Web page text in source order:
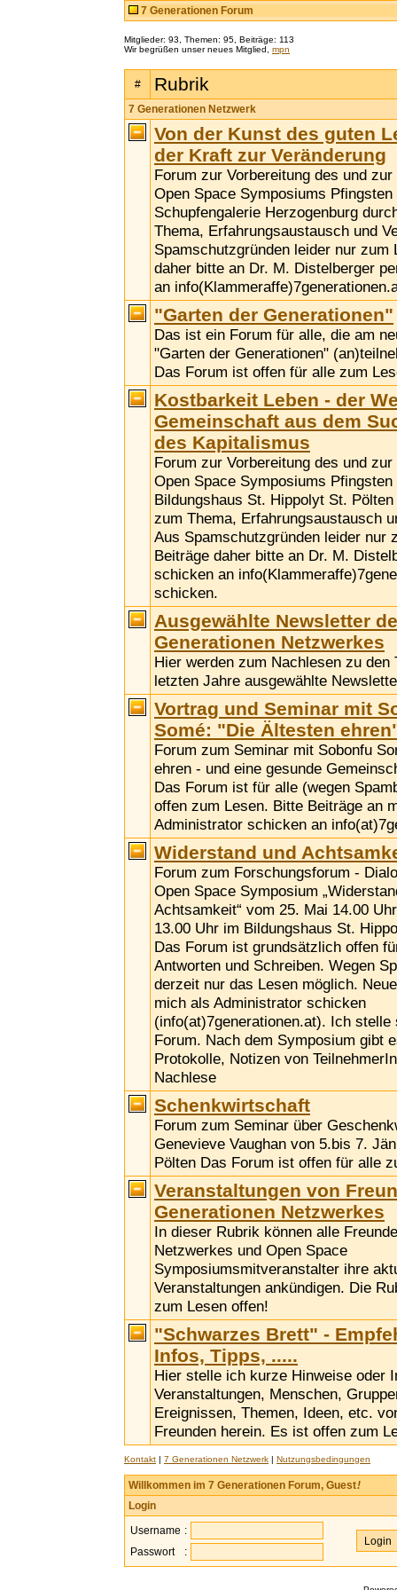
7 Generationen Forum
Mitglieder: 93, Themen: 95, Beiträge: 113
Wir begrüßen unser neues Mitglied, mpn
# Rubrik
7 Generationen Netzwerk
Von der Kunst des guten
der Kraft zur Veränderung
Forum zur Vorbereitung des und
Open Space Symposiums Pfingsten
Schupfengalerie Herzogenburg
Thema, Erfahrungsaustausch und
Spamschutzgründen leider nur zum
daher bitte an Dr. M. Distelberger
an
"Garten der Generationen"
Das ist ein Forum für alle, die am
"Garten der Generationen"
Das Forum ist offen für alle zum
Kostbarkeit Leben - der
Gemeinschaft aus dem
des Kapitalismus
Forum zur Vorbereitung des und
Open Space Symposiums Pfingsten
Bildungshaus St. Hippolyt St.
zum Thema, Erfahrungsaustausch
Aus Spamschutzgründen leider nur
Beiträge daher bitte an Dr. M.
schicken an
schicken.
Ausgewählte Newsletter
Generationen Netzwerkes
Hier werden zum Nachlesen zu den
letzten Jahre ausgewählte
Vortrag und Seminar mit
Somé: "Die Ältesten
Forum zum Seminar mit Sobonfu
ehren - und eine gesunde
Das Forum ist für alle (wegen
offen zum Lesen. Bitte Beiträge an
Administrator schicken an
Widerstand und
Forum zum Forschungsforum -
Open Space Symposium
Achtsamkeit“ vom 25. Mai 14.00
13.00 Uhr im Bildungshaus St.
Das Forum ist grundsätzlich offen
Antworten und Schreiben. Wegen
derzeit nur das Lesen möglich.
mich als Administrator schicken
(info(at)7generationen.at). Ich stelle
Forum. Nach dem Symposium gibt
Protokolle, Notizen von
Nachlese
Schenkwirtschaft
Forum zum Seminar über
Genevieve Vaughan von 5.bis 7.
Pölten Das Forum ist offen für alle
Veranstaltungen von
Generationen Netzwerkes
In dieser Rubrik können alle
Netzwerkes und Open Space
Symposiumsmitveranstalter ihre
Veranstaltungen ankündigen. Die
zum Lesen offen!
"Schwarzes Brett" -
Infos, Tipps, .....
Hier stelle ich kurze Hinweise oder
Veranstaltungen, Menschen,
Ereignissen, Themen, Ideen, etc.
Freunden herein. Es ist offen zum
Kontakt | 7 Generationen Netzwerk | Nutzungsbedingungen
Willkommen im 7 Generationen Forum, Guest!
Login
Username :
Passwort
: